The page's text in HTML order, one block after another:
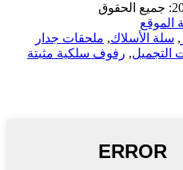
© حقوق الطبع والنشر - 2010-2022: جميع الحقوق
الموقع
, سلة الأسلاك, ملحقات جدار
, رفوف سلكية مثبتة